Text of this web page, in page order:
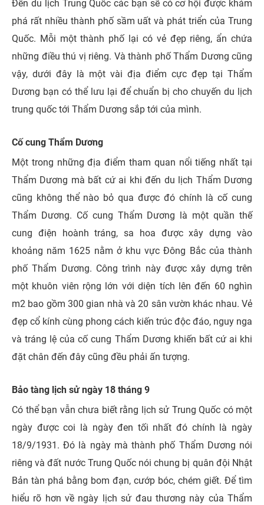
Đến du lịch Trung Quốc các bạn sẽ có cơ hội được khám
phá rất nhiều thành phố sầm uất và phát triển của Trung
Quốc. Mỗi một thành phố lại có vẻ đẹp riêng, ẩn chứa
những điều thú vị riêng. Và thành phố Thẩm Dương cũng
vậy, dưới đây là một vài địa điểm cực đẹp tại Thẩm
Dương bạn có thể lưu lại để chuẩn bị cho chuyến du lịch
trung quốc tới Thẩm Dương sắp tới của mình.
Cố cung Thẩm Dương
Một trong những địa điểm tham quan nổi tiếng nhất tại
Thẩm Dương mà bất cứ ai khi đến du lịch Thẩm Dương
cũng không thể nào bỏ qua được đó chính là cố cung
Thẩm Dương. Cố cung Thẩm Dương là một quần thế
cung điện hoành tráng, sa hoa được xây dựng vào
khoảng năm 1625 nằm ở khu vực Đông Bắc của thành
phố Thẩm Dương. Công trình này được xây dựng trên
một khuôn viên rộng lớn với diện tích lên đến 60 nghìn
m2 bao gồm 300 gian nhà và 20 sân vườn khác nhau. Vẻ
đẹp cổ kính cùng phong cách kiến trúc độc đáo, nguy nga
và tráng lệ của cố cung Thẩm Dương khiến bất cứ ai khi
đặt chân đến đây cũng đều phải ấn tượng.
Bảo tàng lịch sử ngày 18 tháng 9
Có thể bạn vẫn chưa biết rằng lịch sử Trung Quốc có một
ngày được coi là ngày đen tối nhất đó chính là ngày
18/9/1931. Đó là ngày mà thành phố Thẩm Dương nói
riêng và đất nước Trung Quốc nói chung bị quân đội Nhật
Bản tàn phá bằng bom đạn, cướp bóc, chém giết. Để tìm
hiểu rõ hơn về ngày lịch sử đau thương này của Thẩm